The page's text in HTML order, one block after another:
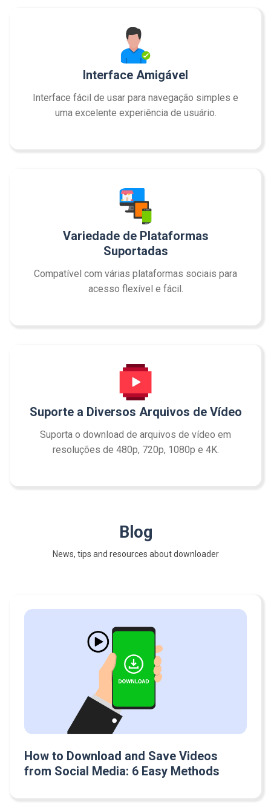
Interface Amigável
Interface fácil de usar para navegação simples e
uma excelente experiência de usuário.
Variedade de Plataformas
Suportadas
Compatível com várias plataformas sociais para
acesso flexível e fácil.
Suporte a Diversos Arquivos de Vídeo
Suporta o download de arquivos de vídeo em
resoluções de 480p, 720p, 1080p e 4K.
Blog
News, tips and resources about downloader
How to Download and Save Videos
from Social Media: 6 Easy Methods